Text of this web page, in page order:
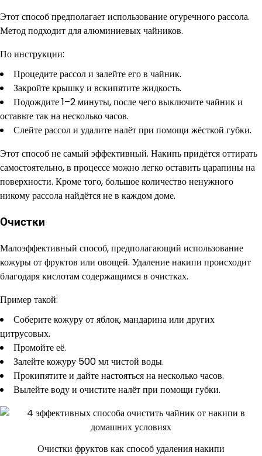
Этот способ предполагает использование огуречного рассола.
Метод подходит для алюминиевых чайников.
По инструкции:
Процедите рассол и залейте его в чайник.
Закройте крышку и вскипятите жидкость.
Подождите 1–2 минуты, после чего выключите чайник и
оставьте так на несколько часов.
Слейте рассол и удалите налёт при помощи жёсткой губки.
Этот способ не самый эффективный. Накипь придётся оттирать
самостоятельно, в процессе можно легко оставить царапины на
поверхности. Кроме того, большое количество ненужного
никому рассола найдётся не в каждом доме.
Очистки
Малоэффективный способ, предполагающий использование
кожуры от фруктов или овощей. Удаление накипи происходит
благодаря кислотам содержащимся в очистках.
Пример такой:
Соберите кожуру от яблок, мандарина или других
цитрусовых.
Промойте её.
Залейте кожуру 500 мл чистой воды.
Прокипятите и дайте настояться на несколько часов.
Вылейте воду и очистите налёт при помощи губки.
Очистки фруктов как способ удаления накипи